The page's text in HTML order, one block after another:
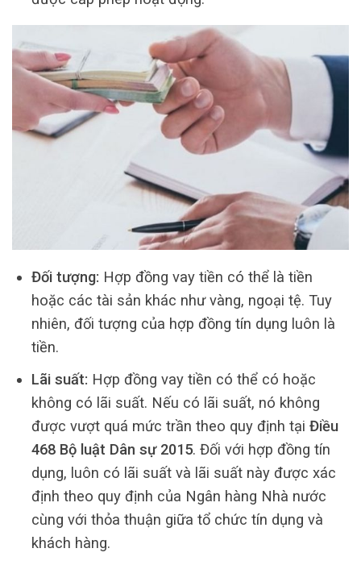
Đối tượng: Hợp đồng vay tiền có thể là tiền
hoặc các tài sản khác như vàng, ngoại tệ. Tuy
nhiên, đối tượng của hợp đồng tín dụng luôn là
tiền.
Lãi suất: Hợp đồng vay tiền có thể có hoặc
không có lãi suất. Nếu có lãi suất, nó không
được vượt quá mức trần theo quy định tại Điều
468 Bộ luật Dân sự 2015. Đối với hợp đồng tín
dụng, luôn có lãi suất và lãi suất này được xác
định theo quy định của Ngân hàng Nhà nước
cùng với thỏa thuận giữa tổ chức tín dụng và
khách hàng.